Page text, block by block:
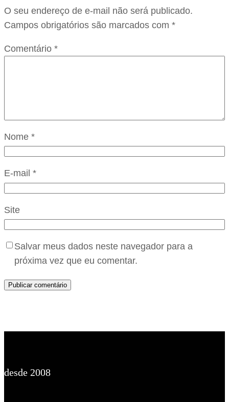
O seu endereço de e-mail não será publicado.
Campos obrigatórios são marcados com *
Comentário *
Nome *
E-mail *
Site
Salvar meus dados neste navegador para a
próxima vez que eu comentar.
desde 2008